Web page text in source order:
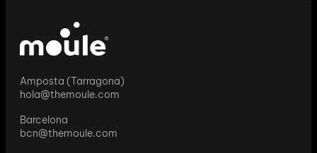
Amposta (Tarragona)
hola@themoule.com
Barcelona
bcn@themoule.com